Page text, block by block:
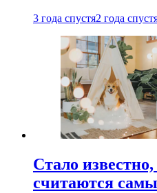
3 года спустя2 года
Стало
считаются